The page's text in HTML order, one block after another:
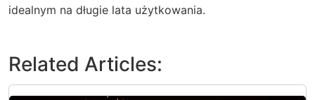
idealnym na długie lata użytkowania.
Related Articles: